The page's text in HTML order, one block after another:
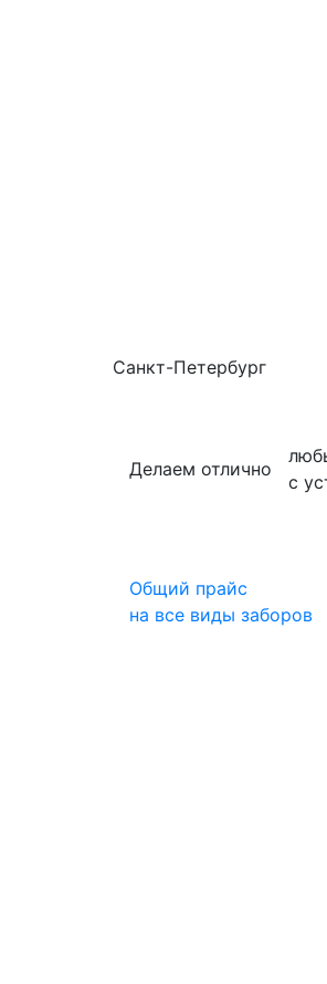
Санкт-Петербург
Делаем отлично
с
Общий прайс
на все виды заборов